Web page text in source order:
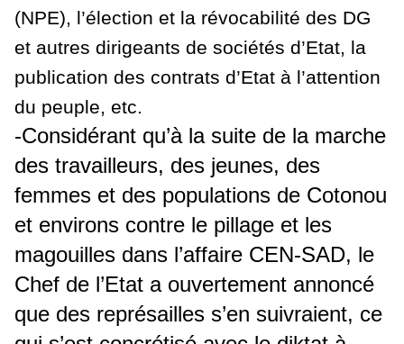
(NPE), l’élection et la révocabilité des DG
et autres dirigeants de sociétés d’Etat, la
publication des contrats d’Etat à l’attention
du peuple, etc.
-Considérant qu’à la suite de la marche
des travailleurs, des jeunes, des
femmes et des populations de Cotonou
et environs contre le pillage et les
magouilles dans l’affaire CEN-SAD, le
Chef de l’Etat a ouvertement annoncé
que des représailles s’en suivraient, ce